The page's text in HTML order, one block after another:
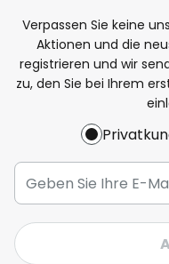
Verpassen Sie keine
Aktionen und die
registrieren und wir
zu, den Sie bei Ihrem